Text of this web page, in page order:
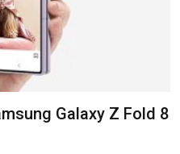
Galaxy Z Fold 8